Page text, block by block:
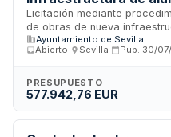
Parque de
Licitación mediante
de obras de nueva
el Parque de Torreblanca.
Contratos del Sector
programa de trabajo y
acreditar capacidad y
establecidos, siendo
como contratista de obras
Ayuntamiento de Sevilla
Abierto
Sevilla Pub. 30/
PRESUPUESTO
577.942,76 EUR